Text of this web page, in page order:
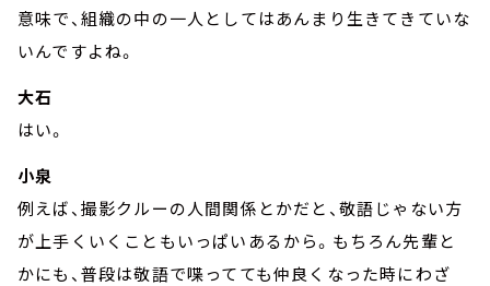
意味で、組織の中の一人としてはあんまり生きてきていな
いんですよね。
大石
はい。
小泉
例えば、撮影クルーの人間関係とかだと、敬語じゃない方
が上手くいくこともいっぱいあるから。もちろん先輩と
かにも、普段は敬語で喋ってても仲良くなった時にわざ